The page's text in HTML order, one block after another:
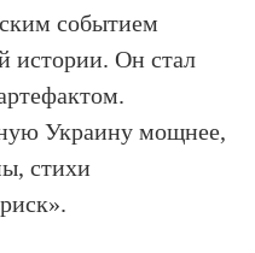
событием
истории. Он стал
Украину мощнее,
стихи